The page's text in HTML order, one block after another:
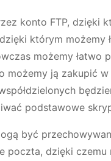
konto FTP, dzięki
którym możemy
możemy łatwo
możemy ją zakupić
podstawowe
być
poczta, dzięki